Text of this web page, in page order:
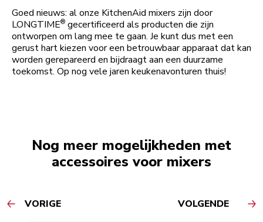
Goed nieuws: al onze KitchenAid mixers zijn door
LONGTIME® gecertificeerd als producten die zijn
ontworpen om lang mee te gaan. Je kunt dus met een
gerust hart kiezen voor een betrouwbaar apparaat dat kan
worden gerepareerd en bijdraagt aan een duurzame
toekomst. Op nog vele jaren keukenavonturen thuis!
Nog meer mogelijkheden met
accessoires voor mixers
VORIGE VOLGENDE